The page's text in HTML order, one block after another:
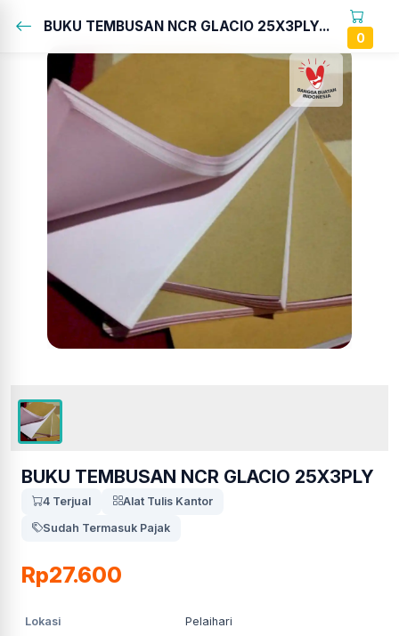
BUKU TEMBUSAN NCR GLACIO 25X3PLY...
0
BUKU TEMBUSAN NCR GLACIO 25X3PLY
4 Terjual
Alat Tulis Kantor
Sudah Termasuk Pajak
Rp27.600
Lokasi Pelaihari